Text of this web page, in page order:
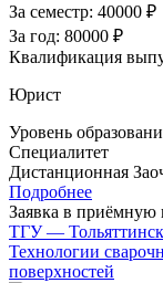
За семестр: 40000 ₽
За год: 80000 ₽
Квалификация
Юрист
Уровень
Специалитет
Дистанционная
Подробнее
Заявка в приёмную
ТГУ —
Технологии
поверхностей